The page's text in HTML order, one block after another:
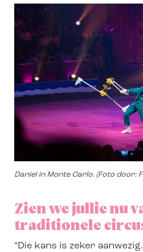
Daniel in Monte Carlo. (Foto door:
Zien we jullie nu
traditionele
“Die kans is zeker